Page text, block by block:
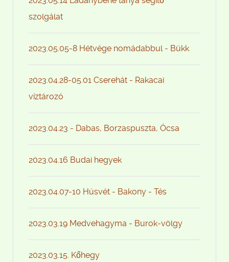
szolgálat
2023.05.05-8 Hétvége nomádabbul - Bükk
2023.04.28-05.01 Cserehát - Rakacai
víztározó
2023.04.23 - Dabas, Borzaspuszta, Ócsa
2023.04.16 Budai hegyek
2023.04.07-10 Húsvét - Bakony - Tés
2023.03.19 Medvehagyma - Burok-völgy
2023.03.15. Kőhegy